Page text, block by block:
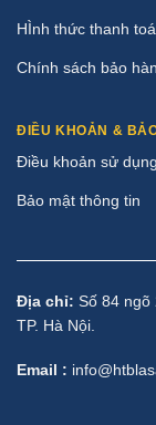
HÌnh thức thanh
Chính sách bảo
ĐIỀU KHOẢN &
Điều khoản sử dụng
Bảo mật thông tin
Địa chỉ: Số 84 ngõ
TP. Hà Nội.
Email :